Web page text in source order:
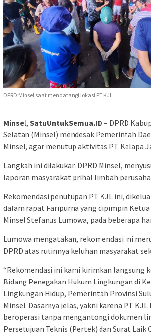
DPRD Minsel saat mendatangi lokasi PT KJL
Minsel, SatuUntukSemua.ID – DPRD
Selatan (Minsel) mendesak Pemerintah
Minsel, agar menutup aktivitas PT Kelapa
Langkah ini dilakukan DPRD Minsel,
laporan masyarakat prihal limbah
Rekomendasi penutupan PT KJL ini,
dalam rapat Paripurna yang dipimpin Ketua
Minsel Stefanus Lumowa, pada beberapa
Lumowa mengatakan, rekomendasi ini
DPRD atas rutinnya keluhan masyarakat
“Rekomendasi ini kami kirimkan langsung
Bidang Penegakan Hukum Lingkungan di
Lingkungan Hidup, Pemerintah Provinsi
Minsel. Dasarnya jelas, yakni karena PT
beroperasi tanpa mengantongi dokumen
Persetujuan Teknis (Pertek) dan Surat Laik